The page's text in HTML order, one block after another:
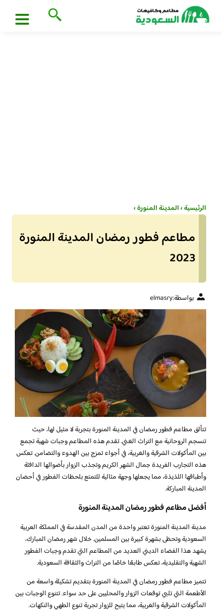
الرئيسية›المدينة المنورة›
مطاعم فطور رمضان المدينة المنورة
2023
بواسطة:elmasry
تتألق مطاعم فطور رمضان في المدينة المنورة بتجربة لا مثيل لها، حيث
تنسجم الروحانية مع التراث الغني. تقدم هذه المطاعم وجبات شهية تجمع
بين المأكولات الشرقية والغربية، في أجواء تمزج بين الهدوء والتضامن. تعكس
هذه التجارب الفريدة جمال الشهر الكريم وتجذب الزوار بأضوائها الدافئة
وأطباقها اللذيذة، مما يجعلها وجهة مثالية للتمتع بلحظات الفطور في أحضان
المدينة المباركة.
أفضل مطاعم فطور رمضان المدينة المنورة
مدينة المدينة المنورة تعتبر واحدة من المدن المقدسة في المملكة العربية
السعودية وتحظى بشهرة كبيرة بين المسلمين. خلال شهر رمضان المبارك،
يشهد هذا الفضاء الديني العديد من المطاعم التي تقدم وجبات الفطور
الشهية والتقليدية، تعكس طابعًا خاصًا من التراث والثقافة السعودية.
تتميز مطاعم فطور رمضان في المدينة المنورة بتقديم تشكيلة واسعة من
الأطعمة التي تلبي توقعات الزوار والمحليين على حد سواء. تتنوع الوجبات بين
المأكولات الشرقية والغربية، مما يتيح للزوار تجربة تنوع الطهي والنكهات.